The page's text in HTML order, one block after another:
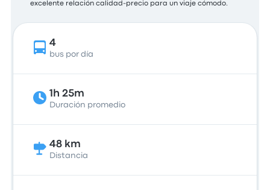
excelente relación calidad-precio para un viaje cómodo.
4
bus por día
1h 25m
Duración promedio
48 km
Distancia